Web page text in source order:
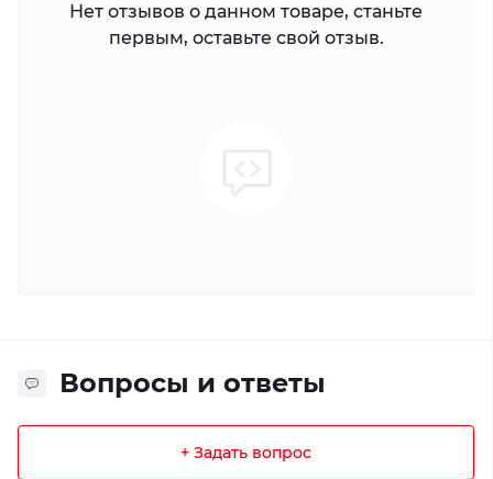
Нет отзывов о данном товаре, станьте
первым, оставьте свой отзыв.
Вопросы и ответы
+ Задать вопрос